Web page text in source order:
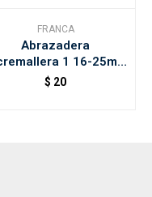
FRANCA
Abrazadera
1 16-25mm
Franca
$ 20